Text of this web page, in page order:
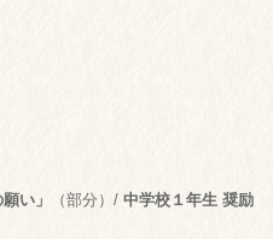
い」 （部分）/ 中学校１年生 奨励